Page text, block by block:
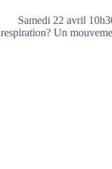
Samedi 22 avril
respiration? Un